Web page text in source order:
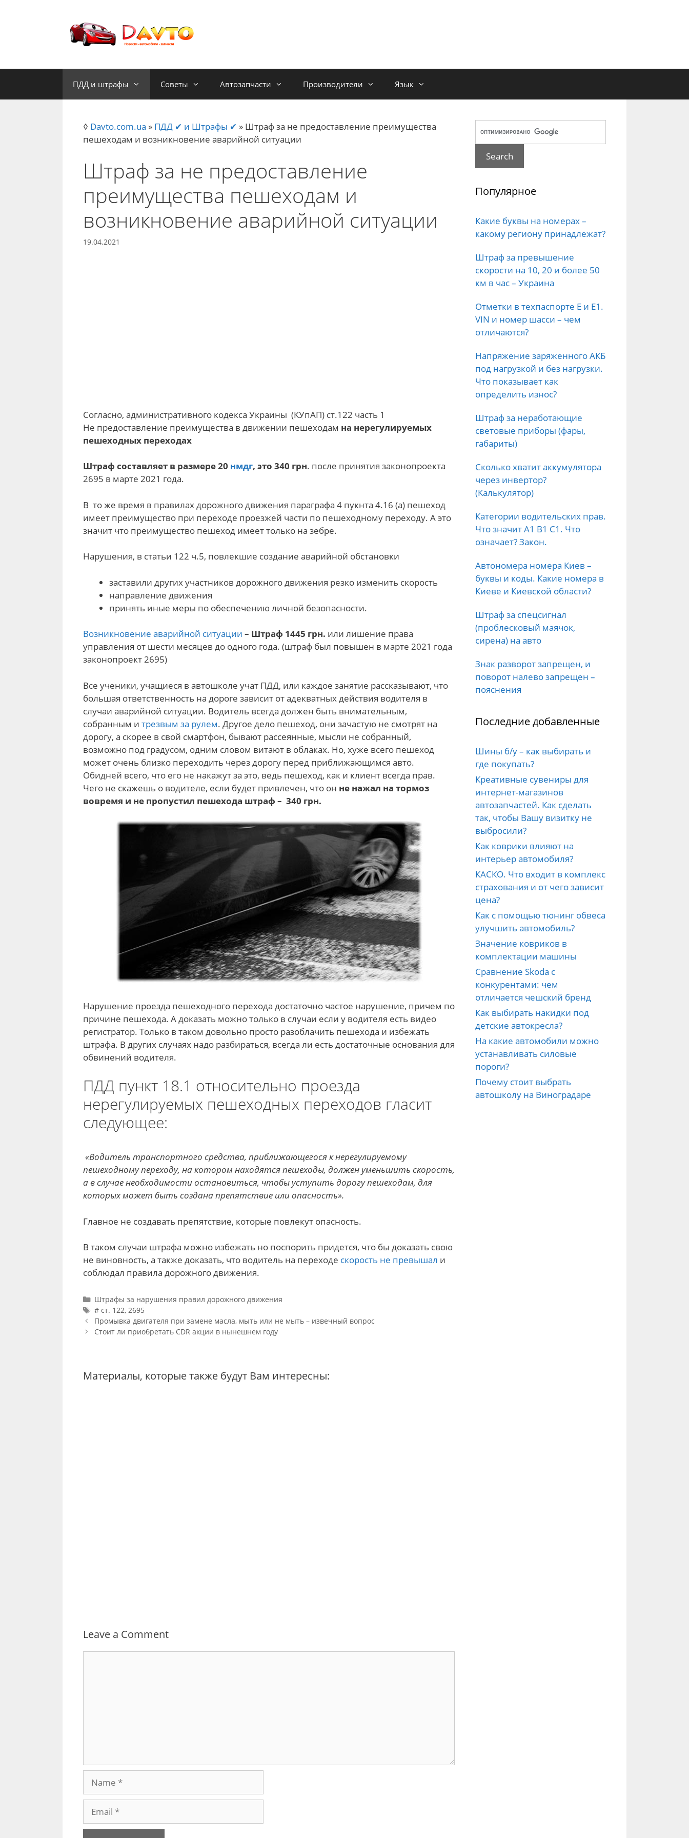
ПДД и штрафы Советы Автозапчасти Производители Язык
◊ Davto.com.ua » ПДД ✔ и Штрафы ✔ » Штраф за не предоставление преимущества
пешеходам и возникновение аварийной ситуации
Штраф за не предоставление
преимущества пешеходам и
возникновение аварийной ситуации
19.04.2021
Согласно, административного кодекса Украины (КУпАП) ст.122 часть 1
Не предоставление преимущества в движении пешеходам на нерегулируемых
пешеходных переходах
Штраф составляет в размере 20 нмдг, это 340 грн. после принятия законопроекта
2695 в марте 2021 года.
В то же время в правилах дорожного движения параграфа 4 пукнта 4.16 (а) пешеход
имеет преимущество при переходе проезжей части по пешеходному переходу. А это
значит что преимущество пешеход имеет только на зебре.
Нарушения, в статьи 122 ч.5, повлекшие создание аварийной обстановки
заставили других участников дорожного движения резко изменить скорость
направление движения
принять иные меры по обеспечению личной безопасности.
Возникновение аварийной ситуации – Штраф 1445 грн. или лишение права
управления от шести месяцев до одного года. (штраф был повышен в марте 2021 года
законопроект 2695)
Все ученики, учащиеся в автошколе учат ПДД, или каждое занятие рассказывают, что
большая ответственность на дороге зависит от адекватных действия водителя в
случаи аварийной ситуации. Водитель всегда должен быть внимательным,
собранным и трезвым за рулем. Другое дело пешеход, они зачастую не смотрят на
дорогу, а скорее в свой смартфон, бывают рассеянные, мысли не собранный,
возможно под градусом, одним словом витают в облаках. Но, хуже всего пешеход
может очень близко переходить через дорогу перед приближающимся авто.
Обидней всего, что его не накажут за это, ведь пешеход, как и клиент всегда прав.
Чего не скажешь о водителе, если будет привлечен, что он не нажал на тормоз
вовремя и не пропустил пешехода штраф – 340 грн.
Нарушение проезда пешеходного перехода достаточно частое нарушение, причем по
причине пешехода. А доказать можно только в случаи если у водителя есть видео
регистратор. Только в таком довольно просто разоблачить пешехода и избежать
штрафа. В других случаях надо разбираться, всегда ли есть достаточные основания для
обвинений водителя.
ПДД пункт 18.1 относительно проезда
нерегулируемых пешеходных переходов гласит
следующее:
«Водитель транспортного средства, приближающегося к нерегулируемому
пешеходному переходу, на котором находятся пешеходы, должен уменьшить скорость,
а в случае необходимости остановиться, чтобы уступить дорогу пешеходам, для
которых может быть создана препятствие или опасность».
Главное не создавать препятствие, которые повлекут опасность.
В таком случаи штрафа можно избежать но поспорить придется, что бы доказать свою
не виновность, а также доказать, что водитель на переходе скорость не превышал и
соблюдал правила дорожного движения.
Categories
Штрафы за нарушения правил дорожного движения
Tags
# ст. 122, 2695
Post
navigation
Промывка двигателя при замене масла, мыть или не мыть – извечный вопрос
Стоит ли приобретать CDR акции в нынешнем году
Материалы, которые также будут Вам интересны:
Leave a Comment
Популярное
Какие буквы на номерах –
какому региону принадлежат?
Штраф за превышение
скорости на 10, 20 и более 50
км в час – Украина
Отметки в техпаспорте E и E1.
VIN и номер шасси – чем
отличаются?
Напряжение заряженного АКБ
под нагрузкой и без нагрузки.
Что показывает как
определить износ?
Штраф за неработающие
световые приборы (фары,
габариты)
Сколько хватит аккумулятора
через инвертор?
(Калькулятор)
Категории водительских прав.
Что значит А1 B1 C1. Что
означает? Закон.
Автономера номера Киев –
буквы и коды. Какие номера в
Киеве и Киевской области?
Штраф за спецсигнал
(проблесковый маячок,
сирена) на авто
Знак разворот запрещен, и
поворот налево запрещен –
пояснения
Последние добавленные
Шины б/у – как выбирать и
где покупать?
Креативные сувениры для
интернет-магазинов
автозапчастей. Как сделать
так, чтобы Вашу визитку не
выбросили?
Как коврики влияют на
интерьер автомобиля?
КАСКО. Что входит в комплекс
страхования и от чего зависит
цена?
Как с помощью тюнинг обвеса
улучшить автомобиль?
Значение ковриков в
комплектации машины
Сравнение Skoda с
конкурентами: чем
отличается чешский бренд
Как выбирать накидки под
детские автокресла?
На какие автомобили можно
устанавливать силовые
пороги?
Почему стоит выбрать
автошколу на Виноградаре